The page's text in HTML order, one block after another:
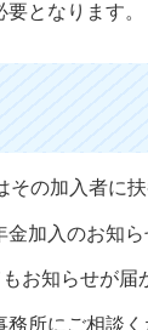
となります。
の加入者に
加入のお知
お知らせが
所にご相談く